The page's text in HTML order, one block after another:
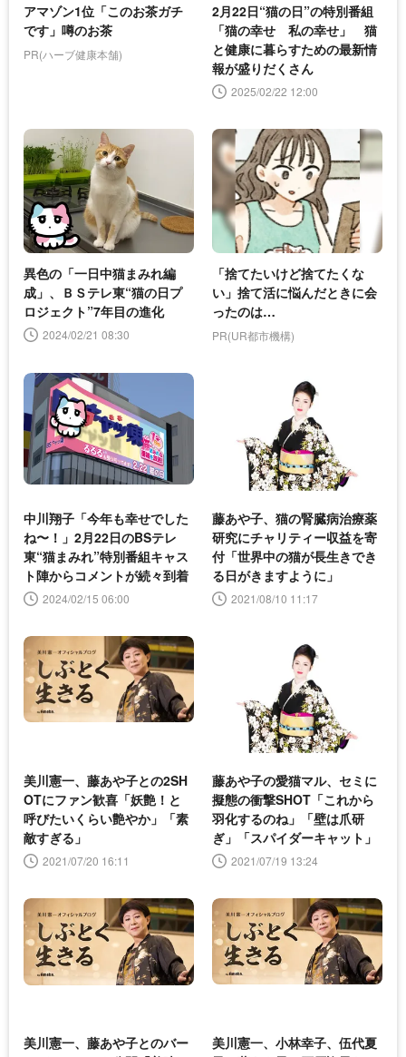
アマゾン1位「このお茶ガチ
です」噂のお茶
PR(ハーブ健康本舗)
2月22日“猫の日”の特別番組
「猫の幸せ 私の幸せ」 猫
と健康に暮らすための最新情
報が盛りだくさん
2025/02/22 12:00
異色の「一日中猫まみれ編
成」、ＢＳテレ東“猫の日プ
ロジェクト”7年目の進化
2024/02/21 08:30
「捨てたいけど捨てたくな
い」捨て活に悩んだときに会
ったのは…
PR(UR都市機構)
中川翔子「今年も幸せでした
ね〜！」2月22日のBSテレ
東“猫まみれ”特別番組キャス
ト陣からコメントが続々到着
2024/02/15 06:00
藤あや子、猫の腎臓病治療薬
研究にチャリティー収益を寄
付「世界中の猫が長生きでき
る日がきますように」
2021/08/10 11:17
美川憲一、藤あや子との2SH
OTにファン歓喜「妖艶！と
呼びたいくらい艶やか」「素
敵すぎる」
2021/07/20 16:11
藤あや子の愛猫マル、セミに
擬態の衝撃SHOT「これから
羽化するのね」「壁は爪研
ぎ」「スパイダーキャット」
2021/07/19 13:24
美川憲一、藤あや子とのバー
美川憲一、小林幸子、伍代夏